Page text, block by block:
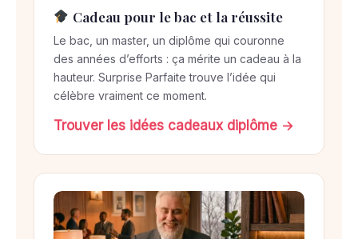
Cadeau pour le bac et la réussite
Le bac, un master, un diplôme qui couronne
des années d’efforts : ça mérite un cadeau à la
hauteur. Surprise Parfaite trouve l’idée qui
célèbre vraiment ce moment.
Trouver les idées cadeaux diplôme →